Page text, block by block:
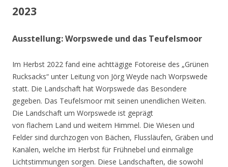
2023
Ausstellung: Worpswede und das Teufelsmoor
Im Herbst 2022 fand eine achttägige Fotoreise des „Grünen
Rucksacks“ unter Leitung von Jörg Weyde nach Worpswede
statt. Die Landschaft hat Worpswede das Besondere
gegeben. Das Teufelsmoor mit seinen unendlichen Weiten.
Die Landschaft um Worpswede ist geprägt
von flachem Land und weitem Himmel. Die Wiesen und
Felder sind durchzogen von Bächen, Flussläufen, Gräben und
Kanälen, welche im Herbst für Frühnebel und einmalige
Lichtstimmungen sorgen. Diese Landschaften, die sowohl